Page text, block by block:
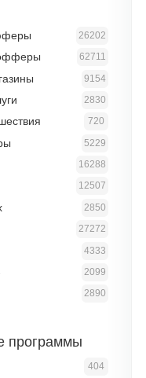
26202
62711
9154
2830
720
5229
16288
12507
2850
27272
4333
2099
2890
программы
404